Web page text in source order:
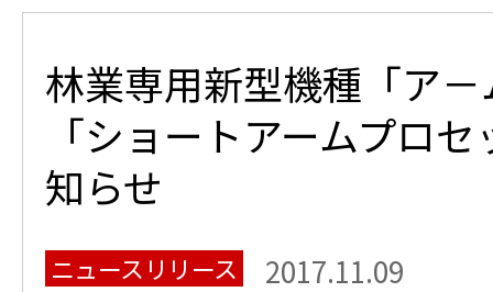
林業専用新型機種「ア
「ショートアームプロ
知らせ
ニュースリリース 2017.11.09